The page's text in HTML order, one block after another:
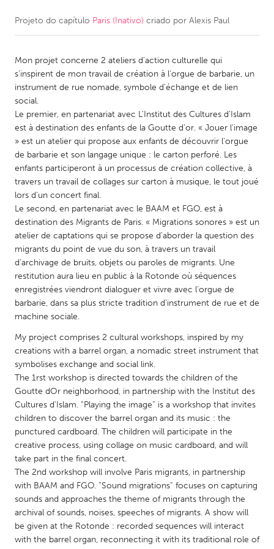
CANADA
Kitchener-Waterloo
New Glasgow
Newmarket
Ottawa
South Shore
MALAYSIA
NETHERLANDS
Leiden
Rotterdam
Utrecht
QATAR
Qatar
Singapore
UNITED KINGDOM
Glasgow
UNITED STATES
Ann Arbor, MI
Boston, MA
Burlingame-San Mateo, CA
Cass Clay
Chicago, IL
Cleveland, OH
Detroit, MI
Durham, NC
Projeto do capítulo Paris (Inativo) criado por Alexis Paul
Mon projet concerne 2 ateliers d'action culturelle qui
s'inspirent de mon travail de création à l'orgue de barbarie, un
instrument de rue nomade, symbole d'échange et de lien
social.
Le premier, en partenariat avec L'Institut des Cultures d'Islam
est à destination des enfants de la Goutte d'or. « Jouer l'image
» est un atelier qui propose aux enfants de découvrir l'orgue
de barbarie et son langage unique : le carton perforé. Les
enfants participeront à un processus de création collective, à
travers un travail de collages sur carton à musique, le tout joué
lors d'un concert final.
Le second, en partenariat avec le BAAM et FGO, est à
destination des Migrants de Paris. « Migrations sonores » est un
atelier de captations qui se propose d'aborder la question des
migrants du point de vue du son, à travers un travail
d'archivage de bruits, objets ou paroles de migrants. Une
restitution aura lieu en public à la Rotonde où séquences
enregistrées viendront dialoguer et vivre avec l'orgue de
barbarie, dans sa plus stricte tradition d'instrument de rue et de
machine sociale.
My project comprises 2 cultural workshops, inspired by my
creations with a barrel organ, a nomadic street instrument that
symbolises exchange and social link.
The 1rst workshop is directed towards the children of the
Goutte dOr neighborhood, in partnership with the Institut des
Cultures d'Islam. “Playing the image” is a workshop that invites
children to discover the barrel organ and its music : the
punctured cardboard. The children will participate in the
creative process, using collage on music cardboard, and will
take part in the final concert.
The 2nd workshop will involve Paris migrants, in partnership
with BAAM and FGO. “Sound migrations” focuses on capturing
sounds and approaches the theme of migrants through the
archival of sounds, noises, speeches of migrants. A show will
be given at the Rotonde : recorded sequences will interact
with the barrel organ, reconnecting it with its traditional role of